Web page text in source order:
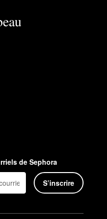
de Sephora
S’inscrire